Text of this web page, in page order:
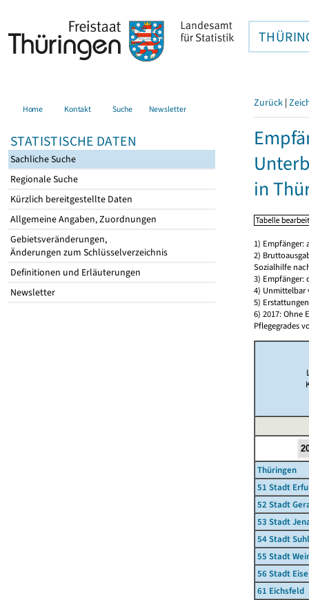
Home Kontakt Suche Newsletter
STATISTISCHE DATEN
Sachliche Suche
Regionale Suche
Kürzlich bereitgestellte Daten
Allgemeine Angaben, Zuordnungen
Gebietsveränderungen,
Änderungen zum Schlüsselverzeichnis
Definitionen und Erläuterungen
Newsletter
Zurück |
in
1) Empfänger:
2)
Sozialhilfe
3) Empfänger:
4) Unmittelbar
5)
6) 2017: Ohne
Pflegegrades
Thüringen
51 Stadt
52 Stadt
53 Stadt
54 Stadt Suhl
55 Stadt
56 Stadt
61 Eichsfeld